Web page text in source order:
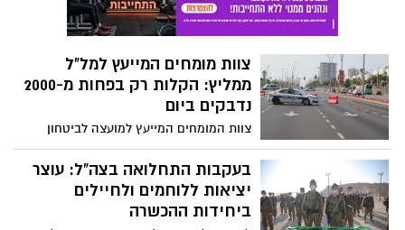
צוות מומחים המייעץ למל"ל
ממליץ: הקלות רק בפחות מ-2000
נדבקים ביום
צוות המומחים המייעץ למועצה לביטחון
לאומי (המל"ל) הגיש את המלצתו למתווה
יציאה מהסגר. לפי המתווה, ההקלה במגבלות
תתחיל רק לאחר שמספר הנדבקים החדשים
בקורונה המאובחנים ביום יהיה נמוך
בעקבות התחלואה בצה"ל: עוצר
יציאות ללוחמים ולחיילים
ביחידות ההכשרה